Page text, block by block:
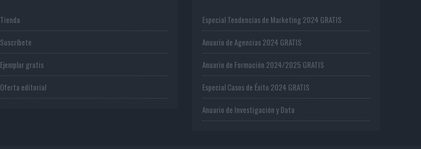
Tienda
Suscríbete
Ejemplar gratis
Oferta editorial
Especial Tendencias de Marketing 2024 GRATIS
Anuario de Agencias 2024 GRATIS
Anuario de Formación 2024/2025 GRATIS
Especial Casos de Éxito 2024 GRATIS
Anuario de Investigación y Data